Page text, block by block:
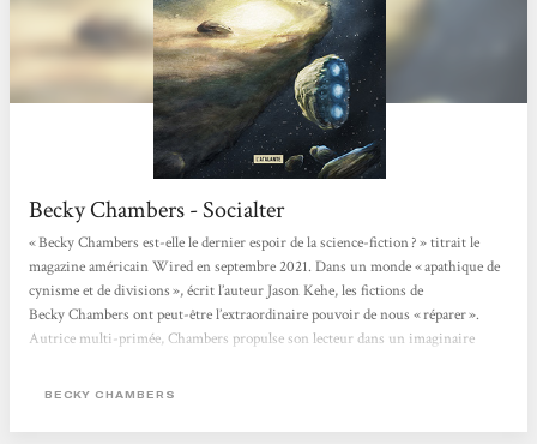
Becky Chambers - Socialter
« Becky Chambers est-elle le dernier espoir de la science-fiction ? » titrait le
magazine américain Wired en septembre 2021. Dans un monde « apathique de
cynisme et de divisions », écrit l’auteur Jason Kehe, les fictions de
Becky Chambers ont peut-être l’extraordinaire pouvoir de nous « réparer ».
Autrice multi-primée, Chambers propulse son lecteur dans un imaginaire
scientifiques (astrobiologiste et ingénieur satellite), elle bouscule le monde très
BECKY CHAMBERS